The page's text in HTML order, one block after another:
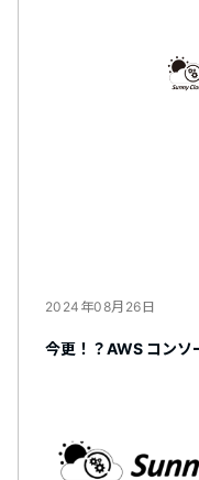
2024年08月26日
今更！？AWS コンソ